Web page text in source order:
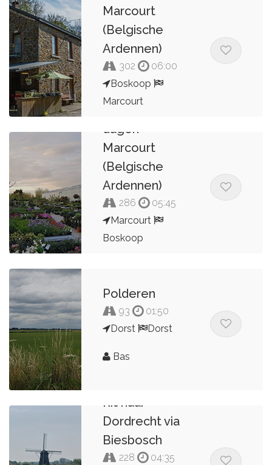
Marcourt
(Belgische
Ardennen)
302
06:00
Boskoop
Marcourt
Kees van de Pol
dagen
Marcourt
(Belgische
Ardennen)
286
05:45
Marcourt
Boskoop
Polderen
93
01:50
Dorst
Dorst
Bas
Rit naar
Dordrecht via
Biesbosch
228
04:35